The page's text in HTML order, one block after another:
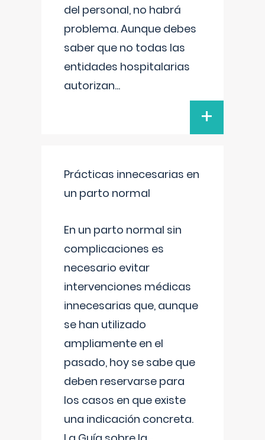
del personal, no habrá
problema. Aunque debes
saber que no todas las
entidades hospitalarias
autorizan...
+
Prácticas innecesarias en
un parto normal
En un parto normal sin
complicaciones es
necesario evitar
intervenciones médicas
innecesarias que, aunque
se han utilizado
ampliamente en el
pasado, hoy se sabe que
deben reservarse para
los casos en que existe
una indicación concreta.